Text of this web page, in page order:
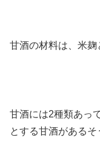
甘酒の材料は、米麹
甘酒には2種類あっ
とする甘酒があるそ